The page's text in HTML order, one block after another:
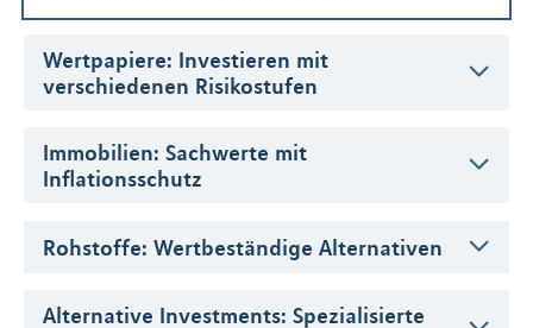
Wertpapiere: Investieren mit
verschiedenen Risikostufen
Immobilien: Sachwerte mit
Inflationsschutz
Rohstoffe: Wertbeständige Alternativen
Alternative Investments: Spezialisierte